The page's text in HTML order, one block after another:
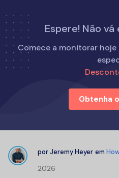
Espere! Não
Comece a monitorar
Obtenha
Início
Como fazer
IMEI Trackers That Do Not
Solutions
IMEI Trackers
porJeremy Heyer em
2026